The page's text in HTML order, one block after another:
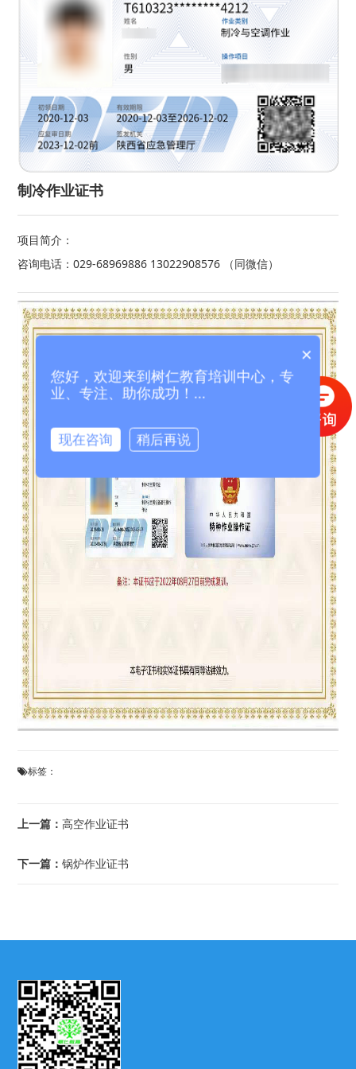
制冷作业证书
项目简介：
咨询电话：029-68969886 13022908576 （同微信）
标签：
上一篇：高空作业证书
下一篇：锅炉作业证书
×
您好，欢迎来到树仁教育培训中心，专
业、专注、助你成功！...
现在咨询 稍后再说